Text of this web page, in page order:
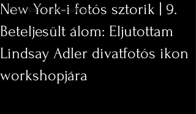
New York-i fotós sztorik
New York-i fotós sztorik | 9.
Beteljesült álom: Eljutottam
Lindsay Adler divatfotós ikon
workshopjára